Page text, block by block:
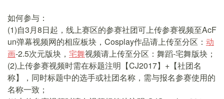
如何参与：
(1)自3月8日起，线上赛区的参赛社团可上传参赛视频至AcF
un弹幕视频网的相应板块，Cosplay作品请上传至分区： 动
画-2.5次元版块， 宅舞视频请上传至分区：舞蹈-宅舞版块；
(2)上传参赛视频时需在标题注明【CJ2017】+【社团名
称】，同时标题中的选手或社团名称，需与报名参赛使用的
名称一致；